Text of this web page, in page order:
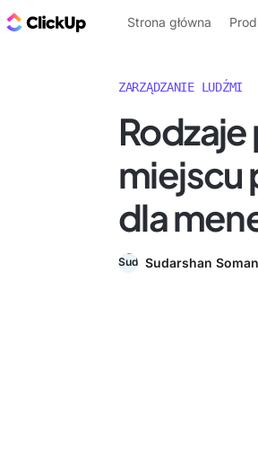
ClickUp Blog
Strona główna
ZARZĄDZANIE LUDŹMI
miejscu
dla
Sudarshan